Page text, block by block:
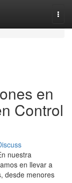
en
Control
nuestra
en llevar a
desde menores